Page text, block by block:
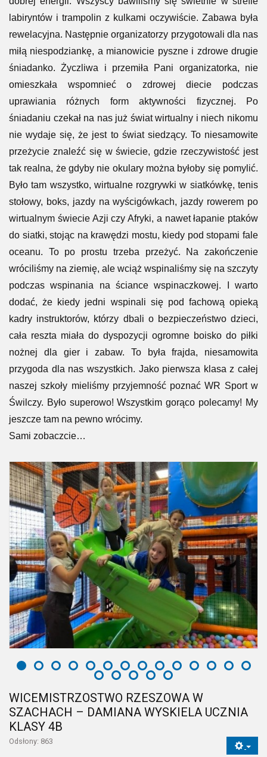
jednym miejscu skupiło się tak wiele atrakcji, że trzy
godzinki to zbyt mało, aby nacieszyć się tym wszystkim.
Naszą wycieczkę rozpoczęliśmy od miejsca, które
wprawiło nas we wspaniały humor i zapewniło mnóstwo
dobrej energii. Wszyscy bawiliśmy się świetnie w strefie
labiryntów i trampolin z kulkami oczywiście. Zabawa była
rewelacyjna. Następnie organizatorzy przygotowali dla nas
miłą niespodziankę, a mianowicie pyszne i zdrowe drugie
śniadanko. Życzliwa i przemiła Pani organizatorka, nie
omieszkała wspomnieć o zdrowej diecie podczas
uprawiania różnych form aktywności fizycznej. Po
śniadaniu czekał na nas już świat wirtualny i niech nikomu
nie wydaje się, że jest to świat siedzący. To niesamowite
przeżycie znaleźć się w świecie, gdzie rzeczywistość jest
tak realna, że gdyby nie okulary można byłoby się pomylić.
Było tam wszystko, wirtualne rozgrywki w siatkówkę, tenis
stołowy, boks, jazdy na wyścigówkach, jazdy rowerem po
wirtualnym świecie Azji czy Afryki, a nawet łapanie ptaków
do siatki, stojąc na krawędzi mostu, kiedy pod stopami fale
oceanu. To po prostu trzeba przeżyć. Na zakończenie
wróciliśmy na ziemię, ale wciąż wspinaliśmy się na szczyty
podczas wspinania na ściance wspinaczkowej. I warto
dodać, że kiedy jedni wspinali się pod fachową opieką
kadry instruktorów, którzy dbali o bezpieczeństwo dzieci,
cała reszta miała do dyspozycji ogromne boisko do piłki
nożnej dla gier i zabaw. To była frajda, niesamowita
naszej szkoły mieliśmy przyjemność poznać WR Sport w
Świlczy. Było superowo! Wszystkim gorąco polecamy! My
jeszcze tam na pewno wrócimy.
Sami zobaczcie…